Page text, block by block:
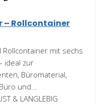
– Rollcontainer
Rollcontainer mit sechs
ideal zur
Büromaterial,
und...
& LANGLEBIG